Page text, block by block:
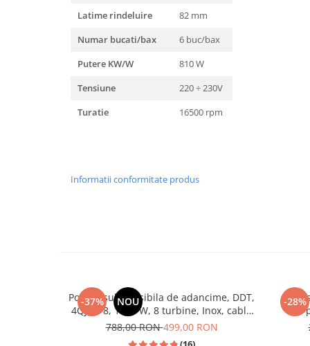
Uscatoare de rufe
Masini de spalat vase
Pompe de stropit
Suflante & Aspiratoare
Latime rindeluire
82 mm
Numar bucati/bax
6 buc/bax
Putere KW/W
810 W
Tensiune
220 ÷ 230V
Turatie
16500 rpm
Informatii conformitate produs
-37% NOU
Pompa submersibila de adancime, DDT,
4QJD2-8, 1500 W, 8 turbine, Inox, cablu
25m
788,00 RON499,00 RON
-28%